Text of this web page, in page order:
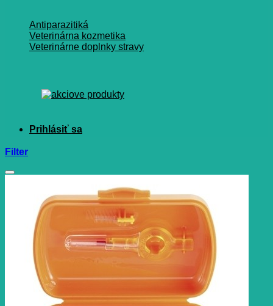
Antiparazitiká
Veterinárna kozmetika
Veterinárne doplnky stravy
Filter